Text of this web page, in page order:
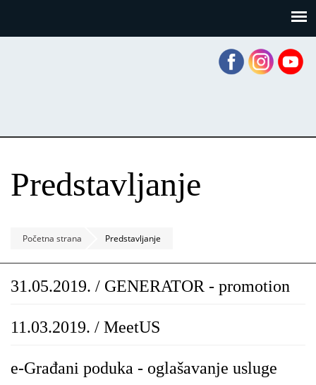
Predstavljanje
Početna strana Predstavljanje
31.05.2019. / GENERATOR - promotion
11.03.2019. / MeetUS
e-Građani poduka - oglašavanje usluge